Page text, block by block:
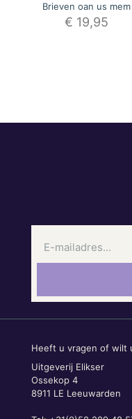
Brieven oan us mem
€ 19,95
Heeft u vragen of wilt
Uitgeverij Elikser
Ossekop 4
8911 LE Leeuwarden